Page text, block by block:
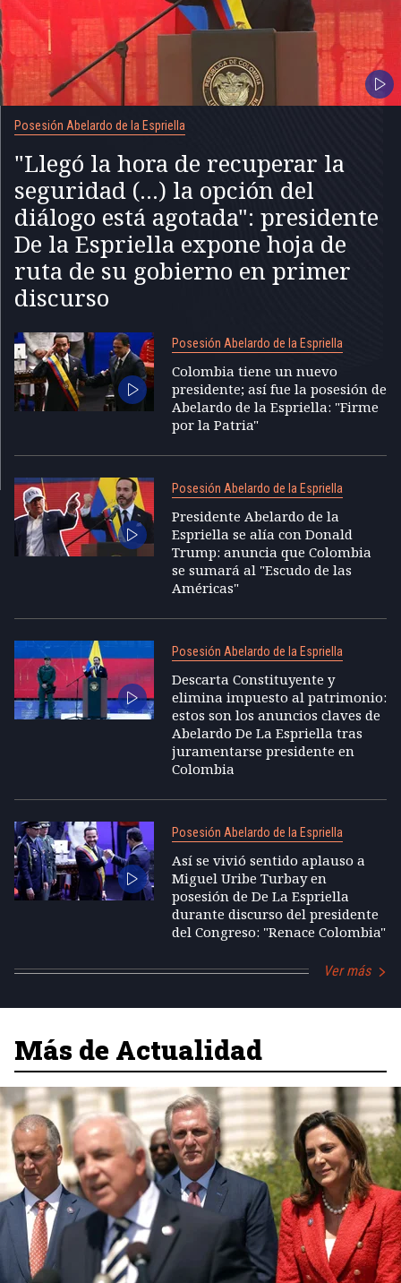
Posesión Abelardo de la Espriella
"Llegó la hora de recuperar la
seguridad (...) la opción del
diálogo está agotada": presidente
De la Espriella expone hoja de
ruta de su gobierno en primer
discurso
Posesión Abelardo de la Espriella
Colombia tiene un nuevo
presidente; así fue la posesión de
Abelardo de la Espriella: "Firme
por la Patria"
Posesión Abelardo de la Espriella
Presidente Abelardo de la
Espriella se alía con Donald
Trump: anuncia que Colombia
se sumará al "Escudo de las
Américas"
Posesión Abelardo de la Espriella
Descarta Constituyente y
elimina impuesto al patrimonio:
estos son los anuncios claves de
Abelardo De La Espriella tras
juramentarse presidente en
Colombia
Posesión Abelardo de la Espriella
Así se vivió sentido aplauso a
Miguel Uribe Turbay en
posesión de De La Espriella
durante discurso del presidente
del Congreso: "Renace Colombia"
Ver más
Más de Actualidad